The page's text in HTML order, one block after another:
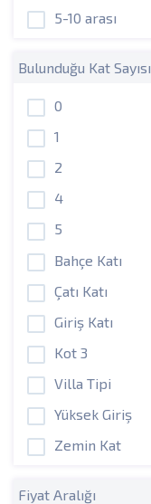
5-10 arası
Bulunduğu Kat Sayısı
0
1
2
4
5
Bahçe Katı
Çatı Katı
Giriş Katı
Kot 3
Villa Tipi
Yüksek Giriş
Zemin Kat
Fiyat Aralığı